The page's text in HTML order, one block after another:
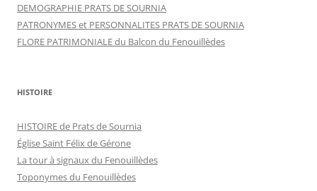
DEMOGRAPHIE PRATS DE SOURNIA
PATRONYMES et PERSONNALITES PRATS DE SOURNIA
FLORE PATRIMONIALE du Balcon du Fenouillèdes
HISTOIRE
HISTOIRE de Prats de Sournia
Église Saint Félix de Gérone
La tour à signaux du Fenouillèdes
Toponymes du Fenouillèdes